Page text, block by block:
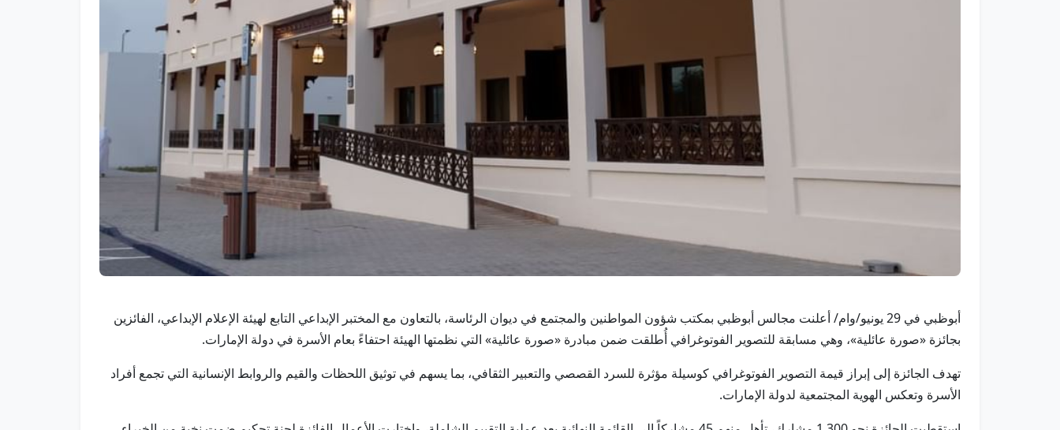
أبوظبي في 29 يونيو/وام/ أعلنت مجالس أبوظبي بمكتب شؤون المواطنين والمجتمع في ديوان الرئاسة، بالتعاون مع المختبر الإبداعي التابع لهيئة الإعلام الإبداعي، الفائزين
بجائزة «صورة عائلية»، وهي مسابقة للتصوير الفوتوغرافي أُطلقت ضمن مبادرة «صورة عائلية» التي نظمتها الهيئة احتفاءً بعام الأسرة في دولة الإمارات.
تهدف الجائزة إلى إبراز قيمة التصوير الفوتوغرافي كوسيلة مؤثرة للسرد القصصي والتعبير الثقافي، بما يسهم في توثيق اللحظات والقيم والروابط الإنسانية التي تجمع أفراد
الأسرة وتعكس الهوية المجتمعية لدولة الإمارات.